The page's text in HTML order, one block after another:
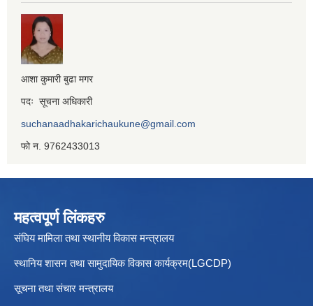
आशा कुमारी बुढा मगर
पदः सूचना अधिकारी
suchanaadhakarichaukune@gmail.com
फो न. 9762433013
महत्वपूर्ण लिंकहरु
संघिय मामिला तथा स्थानीय विकास मन्त्रालय
स्थानिय शासन तथा सामुदायिक विकास कार्यक्रम(LGCDP)
सूचना तथा संचार मन्त्रालय